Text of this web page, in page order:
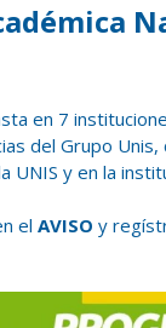
en 7
del Grupo Unis,
UNIS y en la
el AVISO y